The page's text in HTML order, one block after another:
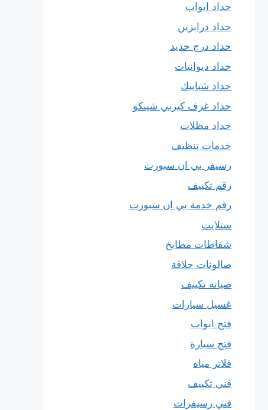
حداد ابواب
حداد درابزين
حداد درج حديد
حداد ديوانيات
حداد شبابيك
حداد غرف كيربي شينكو
حداد مظلات
خدمات تنظيف
رسيفر بي ان سبورت
رقم تكييف
رقم خدمة بي ان سبورت
ستلايت
شفاطات مطابخ
صالونات حلاقة
صيانة تكييف
غسيل سيارات
فتح ابواب
فتح سيارة
فلاتر مياه
فني تكييف
فني رسيفرات